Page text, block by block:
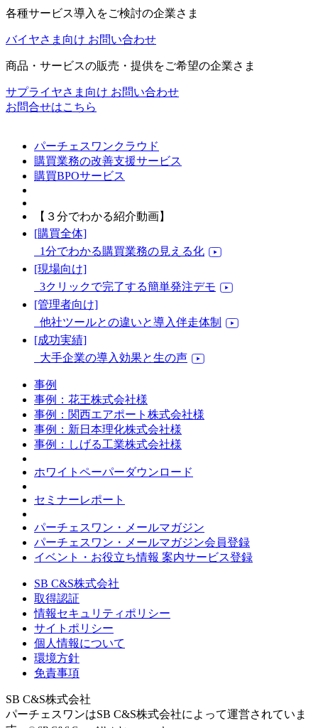
各種サービス導入をご検討の企業さま
バイヤさま向け お問い合わせ
商品・サービスの販売・提供をご希望の企業さま
サプライヤさま向け お問い合わせ
お問合せはこちら
パーチェスワンクラウド
購買業務の改善支援サービス
購買BPOサービス
【３分でわかる紹介動画】
[購買全体]
1分でわかる購買業務の見える化
[現場向け]
3クリックで完了する簡単発注デモ
[管理者向け]
他社ツールとの違いと導入伴走体制
[成功実績]
大手企業の導入効果と生の声
事例
事例：花王株式会社様
事例：関西エアポート株式会社様
事例：新日本理化株式会社様
事例：しげる工業株式会社様
ホワイトペーパーダウンロード
セミナーレポート
パーチェスワン・メールマガジン
パーチェスワン・メールマガジン会員登録
イベント・お役立ち情報 案内サービス登録
SB C&S株式会社
取得認証
情報セキュリティポリシー
サイトポリシー
個人情報について
環境方針
免責事項
SB C&S株式会社
パーチェスワンはSB C&S株式会社によって運営されていま